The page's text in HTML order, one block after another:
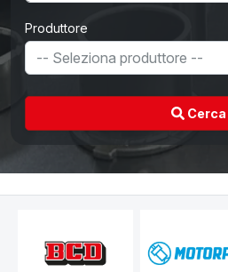
Produttore
Cerca